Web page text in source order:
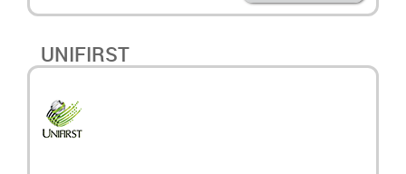
UNIFIRST